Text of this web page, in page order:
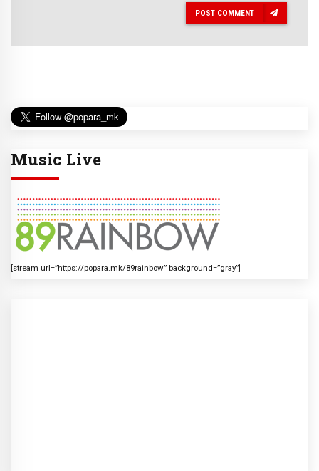
POST COMMENT
Music Live
[stream url=”https://popara.mk/89rainbow” background=”gray”]